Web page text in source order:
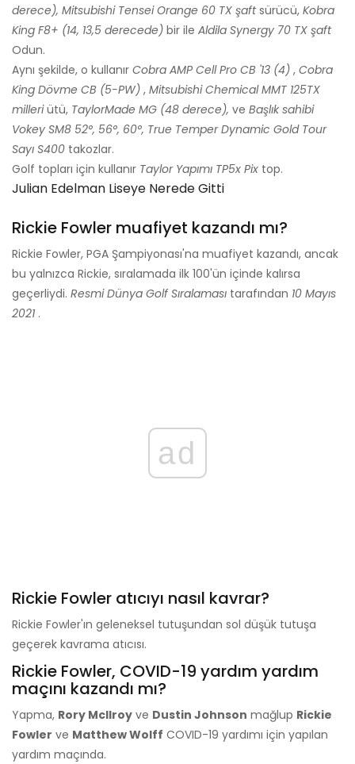
derece), Mitsubishi Tensei Orange 60 TX şaftsürücü, Kobra
King F8+ (14, 13,5 derecede) bir ile Aldila Synergy 70 TX şaft
Odun.
Aynı şekilde, o kullanır Cobra AMP Cell Pro CB '13 (4) , Cobra
King Dövme CB (5-PW) , Mitsubishi Chemical MMT 125TX
milleriütü, TaylorMade MG (48 derece), ve Başlık sahibi
Vokey SM8 52°, 56°, 60°, True Temper Dynamic Gold Tour
Sayı S400 takozlar.
Golf topları için kullanır Taylor Yapımı TP5x Pix top.
Julian Edelman Liseye Nerede Gitti
Rickie Fowler muafiyet kazandı mı?
Rickie Fowler, PGA Şampiyonası'na muafiyet kazandı, ancak
bu yalnızca Rickie, sıralamada ilk 100'ün içinde kalırsa
geçerliydi. Resmi Dünya Golf Sıralaması tarafından 10 Mayıs
2021 .
ad
Rickie Fowler atıcıyı nasıl kavrar?
Rickie Fowler'ın geleneksel tutuşundan sol düşük tutuşa
geçerek kavrama atıcısı.
Rickie Fowler, COVID-19 yardım yardım
maçını kazandı mı?
Yapma, Rory McIlroy ve Dustin Johnson mağlup Rickie
Fowler ve Matthew Wolff COVID-19 yardımı için yapılan
yardım maçında.